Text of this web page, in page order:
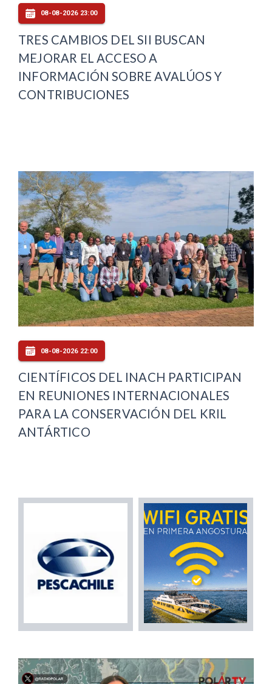
08-08-2026 23:00
TRES CAMBIOS DEL SII BUSCAN
MEJORAR EL ACCESO A
INFORMACIÓN SOBRE AVALÚOS Y
CONTRIBUCIONES
08-08-2026 22:00
CIENTÍFICOS DEL INACH PARTICIPAN
EN REUNIONES INTERNACIONALES
PARA LA CONSERVACIÓN DEL KRIL
ANTÁRTICO